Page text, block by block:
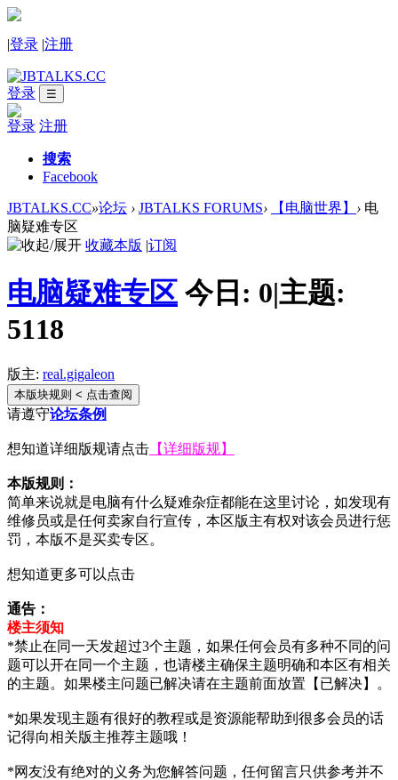
|登录 |注册
登录 ☰
登录 注册
搜索
Facebook
JBTALKS.CC»论坛 › JBTALKS FORUMS› 【电脑世界】 › 电
脑疑难专区
收藏本版 |订阅
电脑疑难专区 今日: 0|主题:
5118
版主: real.gigaleon
本版块规则 < 点击查阅
请遵守论坛条例
想知道详细版规请点击 【详细版规】
本版规则：
简单来说就是电脑有什么疑难杂症都能在这里讨论，如发现有
维修员或是任何卖家自行宣传，本区版主有权对该会员进行惩
罚，本版不是买卖专区。
想知道更多可以点击
通告：
楼主须知
*禁止在同一天发超过3个主题，如果任何会员有多种不同的问
题可以开在同一个主题，也请楼主确保主题明确和本区有相关
的主题。如果楼主问题已解决请在主题前面放置【已解决】。
*如果发现主题有很好的教程或是资源能帮助到很多会员的话
记得向相关版主推荐主题哦！
*网友没有绝对的义务为您解答问题，任何留言只供参考并不